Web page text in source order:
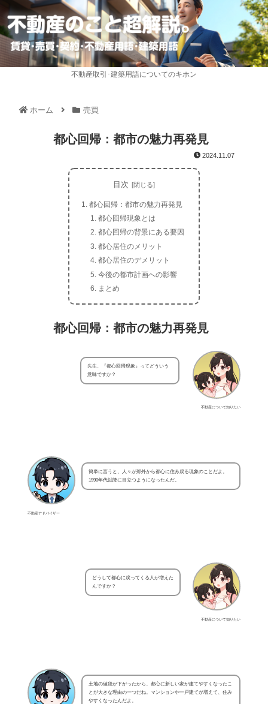
不動産取引･建築用語についてのキホン
ホーム 売買
都心回帰：都市の魅力再発見
2024.11.07
目次
都心回帰：都市の魅力再発見
都心回帰現象とは
都心回帰の背景にある要因
都心居住のメリット
都心居住のデメリット
今後の都市計画への影響
まとめ
都心回帰：都市の魅力再発見
不動産について知りたい
先生、『都心回帰現象』ってどういう
意味ですか？
不動産アドバイザー
簡単に言うと、人々が郊外から都心に住み戻る現象のことだよ。
1990年代以降に目立つようになったんだ。
不動産について知りたい
どうして都心に戻ってくる人が増えた
んですか？
土地の値段が下がったから、都心に新しい家が建てやすくなったこ
とが大きな理由の一つだね。マンションや一戸建てが増えて、住み
やすくなったんだよ。